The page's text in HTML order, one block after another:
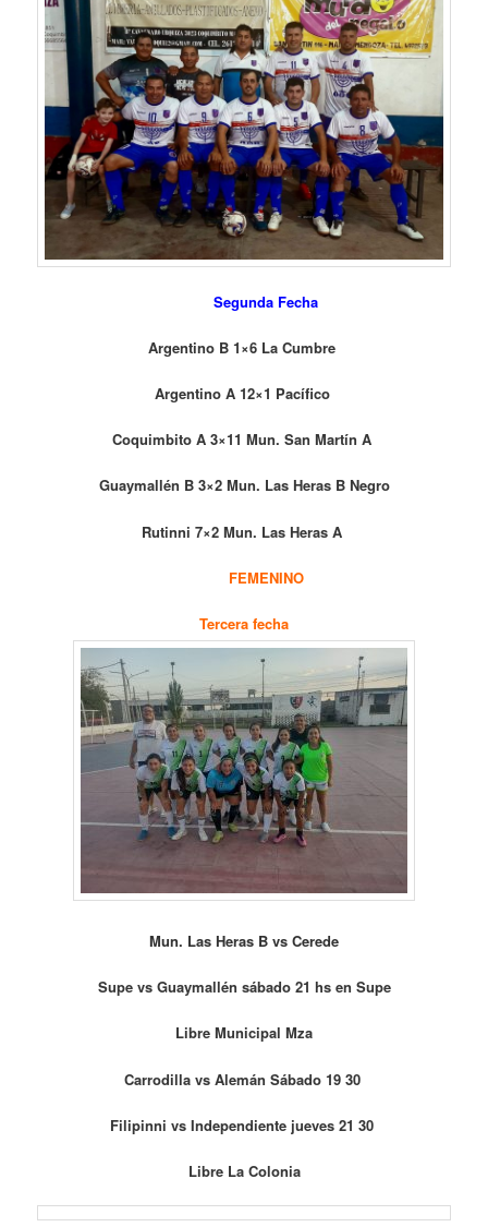
Segunda Fecha
Argentino B 1×6 La Cumbre
Argentino A 12×1 Pacífico
Coquimbito A 3×11 Mun. San Martín A
Guaymallén B 3×2 Mun. Las Heras B Negro
Rutinni 7×2 Mun. Las Heras A
FEMENINO
Tercera fecha
Mun. Las Heras B vs Cerede
Supe vs Guaymallén sábado 21 hs en Supe
Libre Municipal Mza
Carrodilla vs Alemán Sábado 19 30
Filipinni vs Independiente jueves 21 30
Libre La Colonia